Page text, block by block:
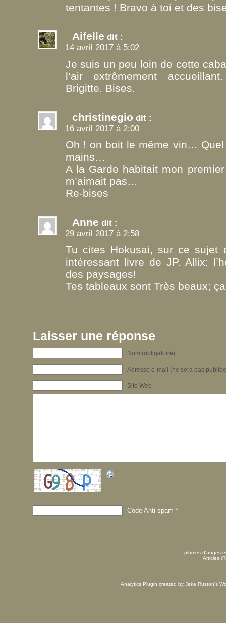
tentantes ! Bravo à toi et des
Aifelle dit :
14 avril 2017 à 5:02
Je suis un peu loin de cette
l’air extrêmement
Brigitte. Bises.
christinegio dit :
16 avril 2017 à 2:00
Oh ! on boit le même vin…
mains…
A la Garde habitait mon
m’aimait pas…
Re-bises
Anne dit :
29 avril 2017 à 2:58
Tu cites Hokusai, sur ce sujet
intéressant livre de JP. Allix:
des paysages!
Tes tableaux sont Très beaux;
Laisser une réponse
Nom (obligatoire)
Adresse e-mail (ne sera pas
Site Web
Code Anti-spam *
plumes d'anges
Articles
Analytics Plugin created by Jake Ruston's